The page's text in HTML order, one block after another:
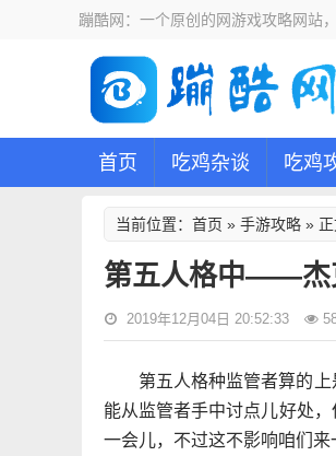
蹦酷网：一个原创的网游戏攻略网站
首页 吃鸡杂谈 吃鸡
当前位置： 首页 » 手游攻略» 正
第五人格中——杰
2019年12月04日 20:52:33
第五人格种监管者算的
能从监管者手中讨点儿好处
一会儿，不过这不影响咱们来